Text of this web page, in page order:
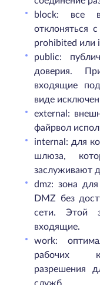
block: все
отклоняться
prohibited или
public:
доверия.
входящие
виде
external:
файрвол
internal: для
шлюза,
заслуживают
dmz: зона
DMZ без
сети. Этой
входящие.
work:
рабочих
разрешения